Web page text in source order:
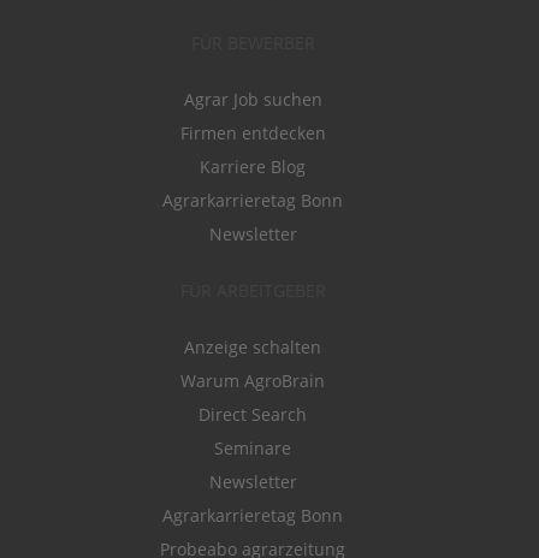
Agrar Job suchen
Firmen entdecken
Karriere Blog
Agrarkarrieretag Bonn
Newsletter
Anzeige schalten
Warum AgroBrain
Direct Search
Seminare
Newsletter
Agrarkarrieretag Bonn
Probeabo agrarzeitung